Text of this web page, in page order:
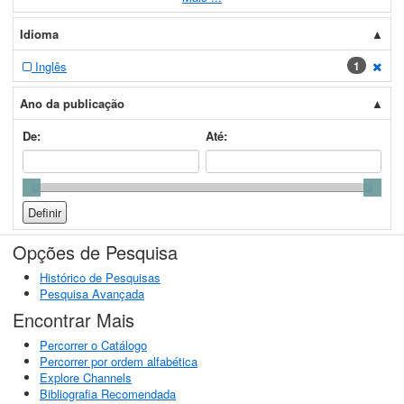
Idioma
Inglês
1
Ano da publicação
De:
Até:
Opções de Pesquisa
Histórico de Pesquisas
Pesquisa Avançada
Encontrar Mais
Percorrer o Catálogo
Percorrer por ordem alfabética
Explore Channels
Bibliografia Recomendada